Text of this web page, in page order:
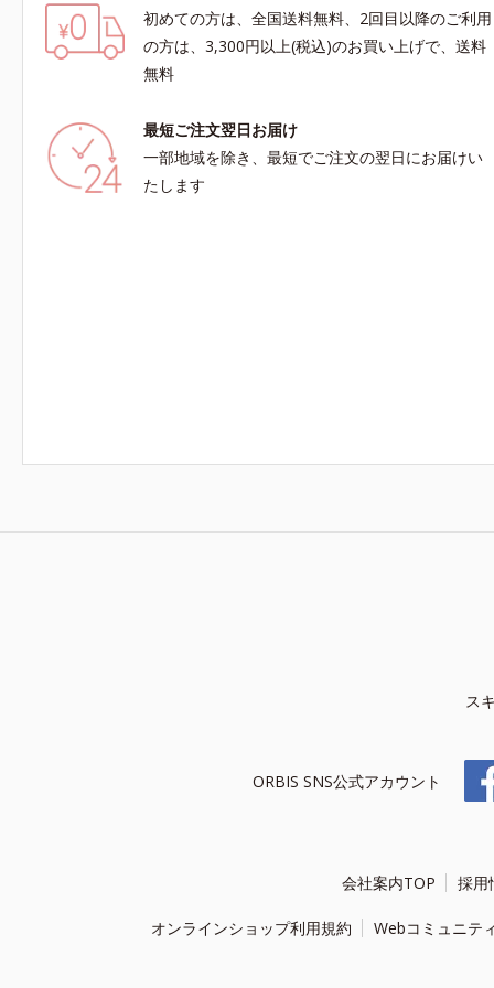
初めての方は、全国送料無料、2回目以降のご利用
の方は、3,300円以上(税込)のお買い上げで、送料
無料
最短ご注文翌日お届け
一部地域を除き、最短でご注文の翌日にお届けい
たします
ス
ORBIS SNS公式アカウント
会社案内TOP 採用
オンラインショップ利用規約 Webコミュニテ